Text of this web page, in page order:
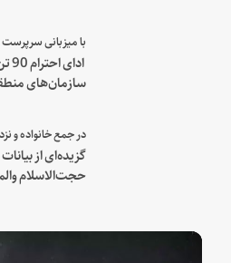
با میزبانی
سازمان‌های
گزیده‌ای از
حجت‌الاسلام